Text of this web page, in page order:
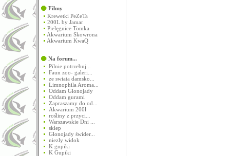
Filmy
Krewetki PeZeTa
200L by Jamar
Pielęgnice Tomka
Akwarium Skowrona
Akwarium KwaQ
Na forum...
Pilnie potrzebuj...
Faun zoo- galeri...
ze swiata damsko...
Limnophila Aroma...
Oddam Glonojady
Oddam gurami
Zapraszamy do od...
Akwarium 200l
rośliny z przyci...
Warszawskie Dni ...
sklep
Glonojady świder...
niezly widok
K gupiki
K Gupiki